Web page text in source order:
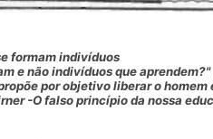
formam indivíduos
e não indivíduos que
por objetivo liberar o
-O falso princípio da nossa